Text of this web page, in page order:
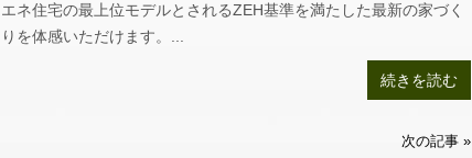
エネ住宅の最上位モデルとされるZEH基準を満たした最新の家づく
りを体感いただけます。...
続きを読む
次の記事 »